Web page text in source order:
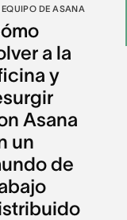
EQUIPO DE ASANA
a la
y
Asana
un
de